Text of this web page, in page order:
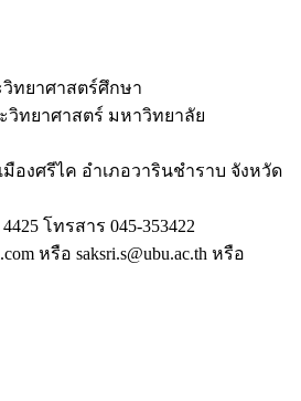
ทยาศาสตร์ศึกษา
วิทยาศาสตร์ มหาวิทยาลัย
องศรีไค อำเภอวารินชำราบ จังหวัด
โทรสาร 045-353422
หรือ saksri.s@ubu.ac.th หรือ